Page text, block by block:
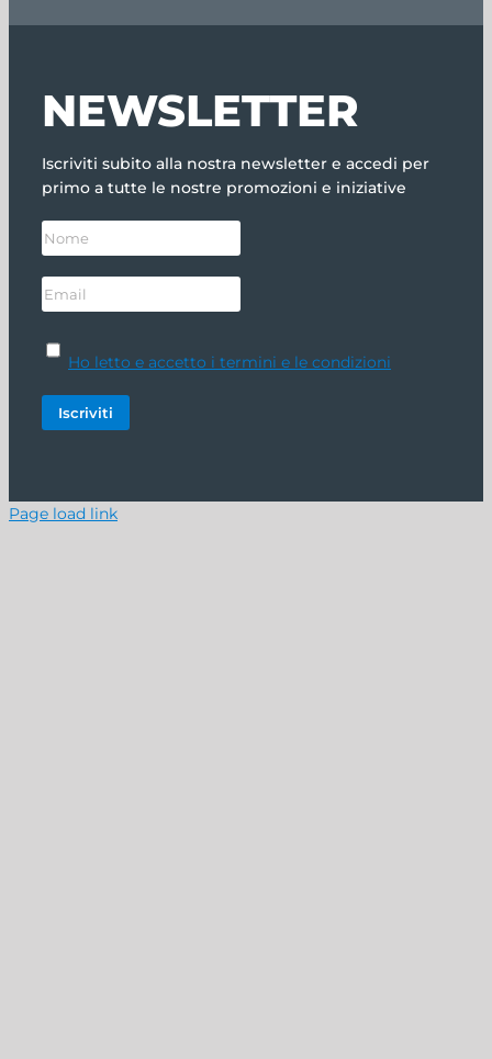
NEWSLETTER
Iscriviti subito alla nostra newsletter e accedi per
primo a tutte le nostre promozioni e iniziative
Ho letto e accetto i termini e le condizioni
Page load link